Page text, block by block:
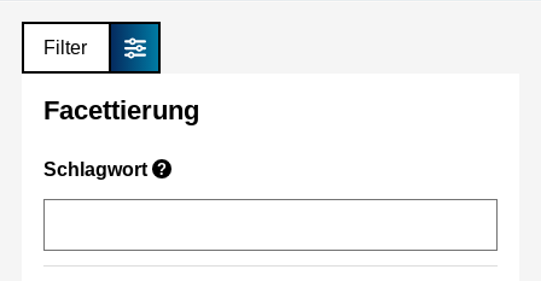
Filter
Facettierung
Schlagwort ?